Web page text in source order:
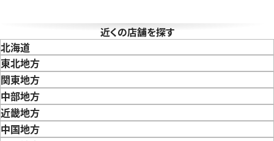
近くの店舗を探す
北海道
東北地方
青森県岩手県
関東地方
東京都神奈川県
中部地方
新潟県富山県
近畿地方
三重県滋賀県
中国地方